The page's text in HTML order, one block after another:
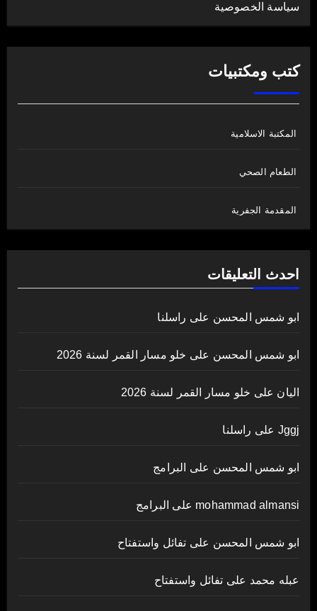
سياسة الخصوصية
كتب ومكتبيات
المكتبة الاسلامية
الطعام الصحي
المقدمة الجفرية
احدث التعليقات
ابو شمس المحسن على راسلنا
ابو شمس المحسن على خلو مسار القمر لسنة 2026
اليان على خلو مسار القمر لسنة 2026
Jggj على راسلنا
ابو شمس المحسن على البرامج
mohammad almansi على البرامج
ابو شمس المحسن على تفائل واستفتاح
عبله محمد على تفائل واستفتاح